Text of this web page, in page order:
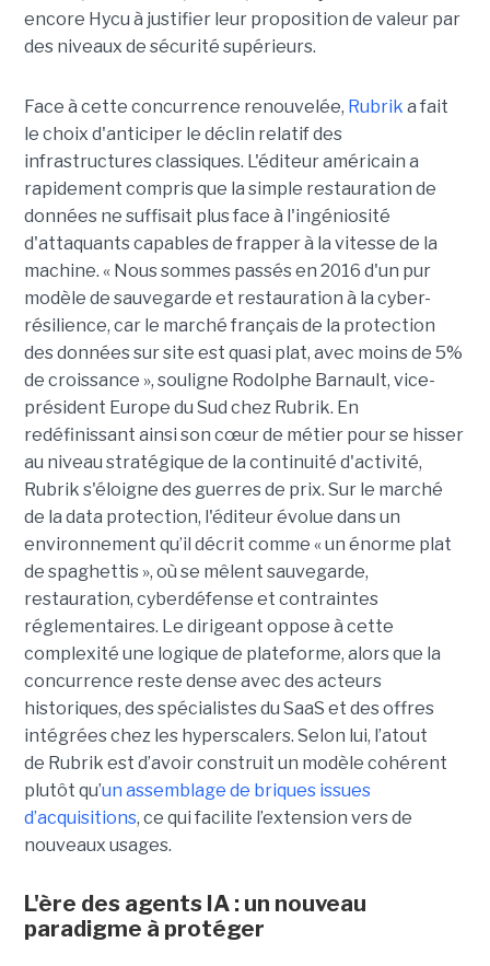
encore Hycu à justifier leur proposition de valeur par
des niveaux de sécurité supérieurs.
Face à cette concurrence renouvelée, Rubrik a fait
le choix d'anticiper le déclin relatif des
infrastructures classiques. L'éditeur américain a
rapidement compris que la simple restauration de
données ne suffisait plus face à l'ingéniosité
d'attaquants capables de frapper à la vitesse de la
machine. « Nous sommes passés en 2016 d'un pur
modèle de sauvegarde et restauration à la cyber-
résilience, car le marché français de la protection
des données sur site est quasi plat, avec moins de 5%
de croissance », souligne Rodolphe Barnault, vice-
président Europe du Sud chez Rubrik. En
redéfinissant ainsi son cœur de métier pour se hisser
au niveau stratégique de la continuité d'activité,
Rubrik s'éloigne des guerres de prix. Sur le marché
de la data protection, l'éditeur évolue dans un
environnement qu’il décrit comme « un énorme plat
de spaghettis », où se mêlent sauvegarde,
restauration, cyberdéfense et contraintes
réglementaires. Le dirigeant oppose à cette
complexité une logique de plateforme, alors que la
concurrence reste dense avec des acteurs
historiques, des spécialistes du SaaS et des offres
intégrées chez les hyperscalers. Selon lui, l’atout
de Rubrik est d’avoir construit un modèle cohérent
plutôt qu’un assemblage de briques issues
d’acquisitions, ce qui facilite l’extension vers de
nouveaux usages.
L'ère des agents IA : un nouveau
paradigme à protéger